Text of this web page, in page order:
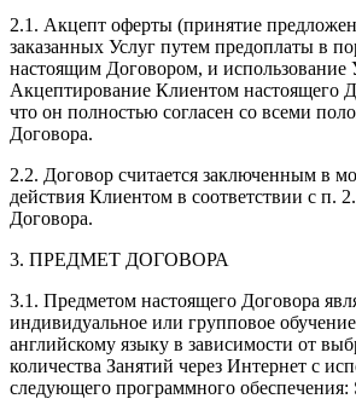
2.1. Акцепт оферты (принятие
заказанных Услуг путем предоплаты в
настоящим Договором, и использование
Акцептирование Клиентом настоящего
что он полностью согласен со всеми
Договора.
2.2. Договор считается заключенным в
действия Клиентом в соответствии с п.
Договора.
3. ПРЕДМЕТ ДОГОВОРА
3.1. Предметом настоящего Договора
индивидуальное или групповое
английскому языку в зависимости от
количества Занятий через Интернет с
следующего программного обеспечения: